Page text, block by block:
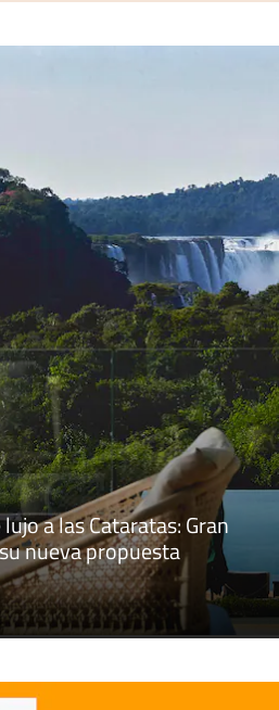
a las Cataratas: Gran
nueva propuesta